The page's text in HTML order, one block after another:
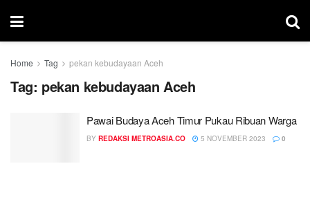
Home Tag pekan kebudayaan Aceh
Tag: pekan kebudayaan Aceh
Pawai Budaya Aceh Timur Pukau Ribuan Warga
BY REDAKSI METROASIA.CO 5 NOVEMBER 2023 0